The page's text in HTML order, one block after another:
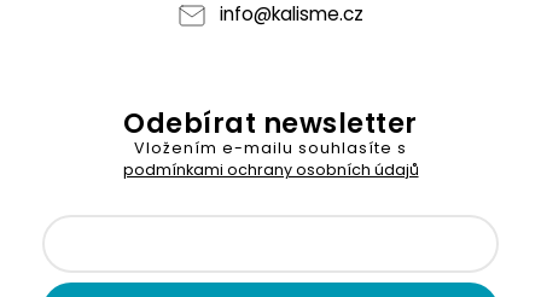
info@kalisme.cz
Odebírat newsletter
Vložením e-mailu souhlasíte s
podmínkami ochrany osobních údajů